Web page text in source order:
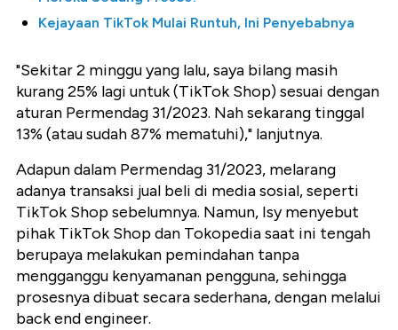
Kejayaan TikTok Mulai Runtuh, Ini Penyebabnya
"Sekitar 2 minggu yang lalu, saya bilang masih
kurang 25% lagi untuk (TikTok Shop) sesuai dengan
aturan Permendag 31/2023. Nah sekarang tinggal
13% (atau sudah 87% mematuhi)," lanjutnya.
Adapun dalam Permendag 31/2023, melarang
adanya transaksi jual beli di media sosial, seperti
TikTok Shop sebelumnya. Namun, Isy menyebut
pihak TikTok Shop dan Tokopedia saat ini tengah
berupaya melakukan pemindahan tanpa
mengganggu kenyamanan pengguna, sehingga
prosesnya dibuat secara sederhana, dengan melalui
back end engineer.